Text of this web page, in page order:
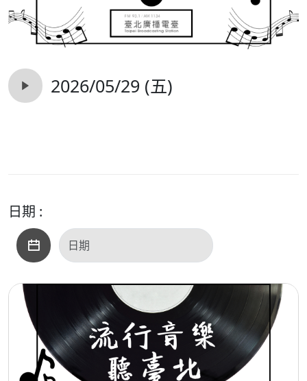
2026/05/29 (五)
日期 :